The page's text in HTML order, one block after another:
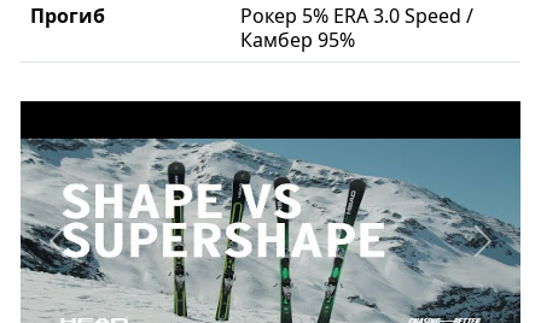
Прогиб
Рокер 5% ERA 3.0 Speed /
Камбер 95%